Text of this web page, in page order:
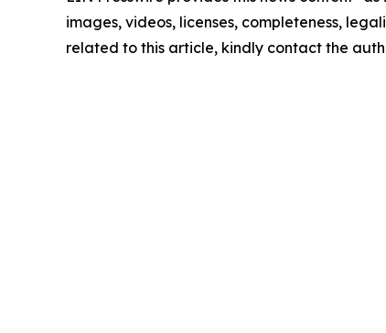
images, videos, licenses, completeness,
related to this article, kindly contact the